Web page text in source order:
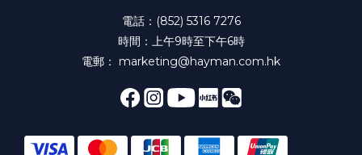
電話：(852) 5316 7276
時間：上午9時至下午6時
電郵： marketing@hayman.com.hk